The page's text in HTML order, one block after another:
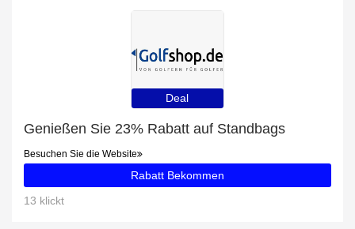
Deal
Genießen Sie 23% Rabatt auf Standbags
Besuchen Sie die Website
Rabatt Bekommen
13 klickt